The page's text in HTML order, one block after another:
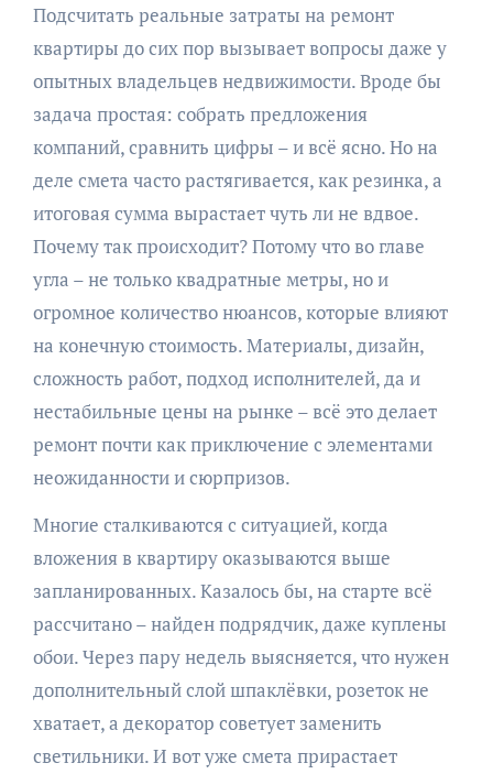
Подсчитать реальные затраты на ремонт
квартиры до сих пор вызывает вопросы даже у
опытных владельцев недвижимости. Вроде бы
задача простая: собрать предложения
компаний, сравнить цифры – и всё ясно. Но на
деле смета часто растягивается, как резинка, а
итоговая сумма вырастает чуть ли не вдвое.
Почему так происходит? Потому что во главе
угла – не только квадратные метры, но и
огромное количество нюансов, которые влияют
на конечную стоимость. Материалы, дизайн,
сложность работ, подход исполнителей, да и
нестабильные цены на рынке – всё это делает
ремонт почти как приключение с элементами
неожиданности и сюрпризов.
Многие сталкиваются с ситуацией, когда
вложения в квартиру оказываются выше
запланированных. Казалось бы, на старте всё
рассчитано – найден подрядчик, даже куплены
обои. Через пару недель выясняется, что нужен
дополнительный слой шпаклёвки, розеток не
хватает, а декоратор советует заменить
светильники. И вот уже смета прирастает